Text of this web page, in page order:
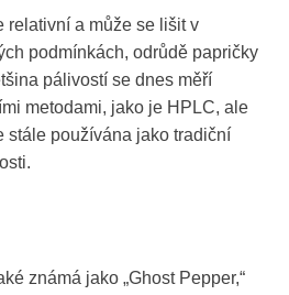
relativní a může se lišit v
podmínkách, odrůdě papričky
pálivostí se dnes měří
metodami, jako je HPLC, ale
stále používána jako tradiční
známá jako „Ghost Pepper,“